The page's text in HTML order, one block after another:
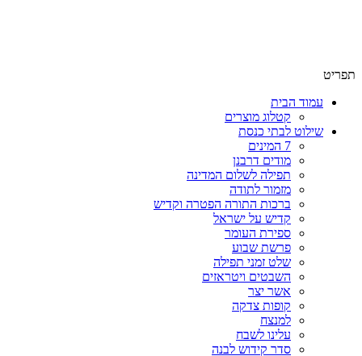
תפריט
עמוד הבית
קטלוג מוצרים
שילוט לבתי כנסת
7 המינים
מודים דרבנן
תפילה לשלום המדינה
מזמור לתודה
ברכות התורה הפטרה וקדיש
קדיש על ישראל
ספירת העומר
פרשת שבוע
שלט זמני תפילה
השבטים ויטראזים
אשר יצר
קופות צדקה
למנצח
עלינו לשבח
סדר קידוש לבנה